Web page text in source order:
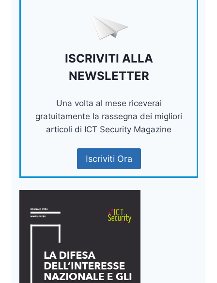
ISCRIVITI ALLA
NEWSLETTER
Una volta al mese riceverai
gratuitamente la rassegna dei migliori
articoli di ICT Security Magazine
Iscriviti Ora